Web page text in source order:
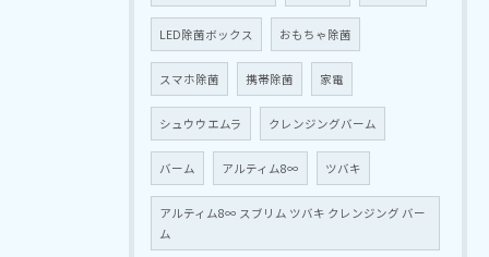
LED除菌ボックス おもちゃ除菌
スマホ除菌 携帯除菌 家電
シュウウエムラ クレンジングバーム
バーム アルティム8∞ ツバキ
アルティム8∞ スブリム ツバキ クレンジング バー
ム